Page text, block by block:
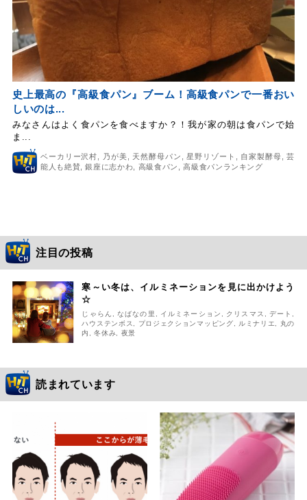
史上最高の『高級食パン』ブーム！高級食パンで一番おい
しいのは...
みなさんはよく食パンを食べますか？！我が家の朝は食パンで始
ま...
ベーカリー沢村 乃が美 天然酵母パン ,星野リゾート 自家製酵母 ,芸
能人も絶賛 ,銀座に志かわ 高級食パン ,高級食パンランキング
注目の投稿
寒～い冬は、イルミネーションを見に出かけよう
☆
じゃらん ,なばなの里 , イルミネーション , クリスマス , デート ,
ハウステンボス, プロジェクションマッピング, ルミナリエ,
丸の
内 ,冬休み, 夜景
読まれています